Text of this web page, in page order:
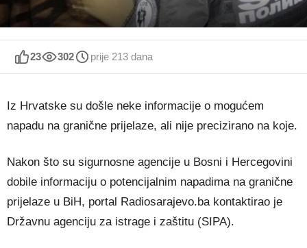
23 302 prije 213 dana
Iz Hrvatske su došle neke informacije o mogućem
napadu na granične prijelaze, ali nije precizirano na koje.
Nakon što su sigurnosne agencije u Bosni i Hercegovini
dobile informaciju o potencijalnim napadima na granične
prijelaze u BiH, portal Radiosarajevo.ba kontaktirao je
Državnu agenciju za istrage i zaštitu (SIPA).